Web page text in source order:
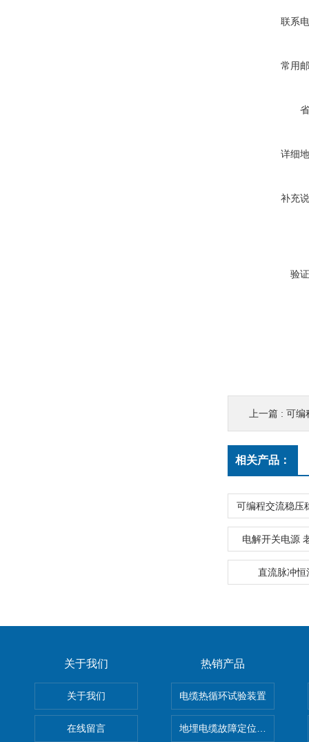
联系
常用
详细
补充
验
上一篇 : 可编
相关产品：
电解开关电源
直流脉冲恒
关于我们
关于我们
在线留言
热销产品
电缆热循环试验装置
地埋电缆故障定位仪 地下电